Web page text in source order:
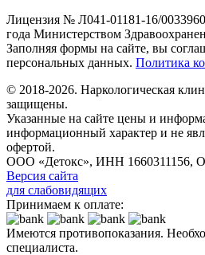
Лицензия № Л041-01181-16/
года Министерством
Заполняя формы на сайте, вы
персональных данных. Политика
© 2018-2026. Наркологическая
защищены.
Указанные на сайте цены и
информационный характер и не
офертой.
ООО «Детокс», ИНН 1660311156,
Версия сайта
для слабовидящих
Принимаем к оплате:
Имеются противопоказания.
специалиста.